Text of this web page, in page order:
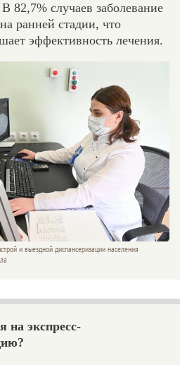
82,7% случаев заболевание
ранней стадии, что
эффективность лечения.
и выездной диспансеризации населения
на экспресс-